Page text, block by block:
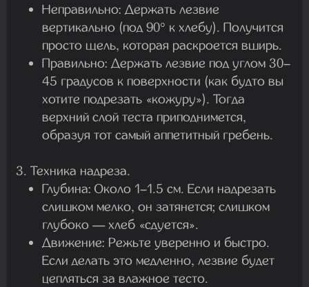
Неправильно: Держать лезвие
вертикально (под 90° к хлебу). Получится
просто щель, которая раскроется вширь.
Правильно: Держать лезвие под углом30–
45 градусов к поверхности (как будто вы
хотите подрезать «кожуру»). Тогда
верхний слой теста приподнимется,
образуя тот самый аппетитный гребень.
3. Техника надреза.
Глубина: Около 1–1.5 см. Если надрезать
слишком мелко, он затянется; слишком
глубоко — хлеб «сдуется».
Движение: Режьте уверенно и быстро.
Если делать это медленно, лезвие будет
цепляться за влажное тесто.